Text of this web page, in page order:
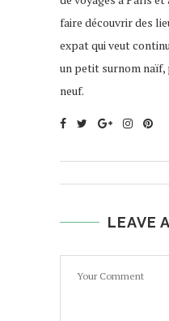
faire découvrir des
expat qui veut
un petit surnom naïf,
neuf.
LEAVE